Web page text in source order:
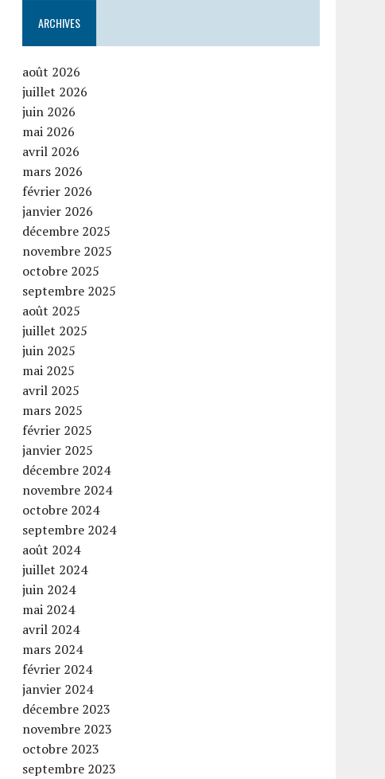
ARCHIVES
août 2026
juillet 2026
juin 2026
mai 2026
avril 2026
mars 2026
février 2026
janvier 2026
décembre 2025
novembre 2025
octobre 2025
septembre 2025
août 2025
juillet 2025
juin 2025
mai 2025
avril 2025
mars 2025
février 2025
janvier 2025
décembre 2024
novembre 2024
octobre 2024
septembre 2024
août 2024
juillet 2024
juin 2024
mai 2024
avril 2024
mars 2024
février 2024
janvier 2024
décembre 2023
novembre 2023
octobre 2023
septembre 2023